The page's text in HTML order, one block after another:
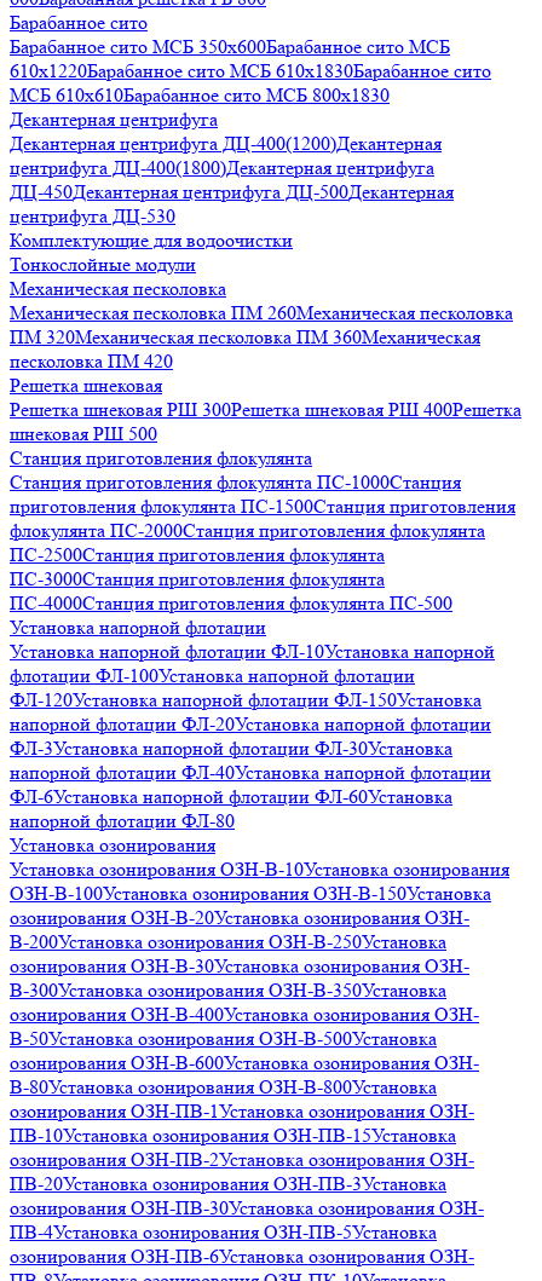
Барабанное сито
Барабанное сито МСБ 350x600Барабанное сито МСБ
610x1220Барабанное сито МСБ 610x1830Барабанное сито
МСБ 610x610Барабанное сито МСБ 800x1830
Декантерная центрифуга
Декантерная центрифуга ДЦ-400(1200)Декантерная
центрифуга ДЦ-400(1800)Декантерная центрифуга
ДЦ-450Декантерная центрифуга ДЦ-500Декантерная
центрифуга ДЦ-530
Комплектующие для водоочистки
Тонкослойные модули
Механическая песколовка
Механическая песколовка ПM 260Механическая песколовка
ПM 320Механическая песколовка ПM 360Механическая
песколовка ПM 420
Решетка шнековая
Решетка шнековая РШ 300Решетка шнековая РШ 400Решетка
шнековая РШ 500
Станция приготовления флокулянта
Станция приготовления флокулянта ПС-1000Станция
приготовления флокулянта ПС-1500Станция приготовления
флокулянта ПС-2000Станция приготовления флокулянта
ПС-2500Станция приготовления флокулянта
ПС-3000Станция приготовления флокулянта
ПС-4000Станция приготовления флокулянта ПС-500
Установка напорной флотации
Установка напорной флотации ФЛ-10Установка напорной
флотации ФЛ-100Установка напорной флотации
ФЛ-120Установка напорной флотации ФЛ-150Установка
напорной флотации ФЛ-20Установка напорной флотации
ФЛ-3Установка напорной флотации ФЛ-30Установка
напорной флотации ФЛ-40Установка напорной флотации
ФЛ-6Установка напорной флотации ФЛ-60Установка
напорной флотации ФЛ-80
Установка озонирования
Установка озонирования ОЗН-В-10Установка озонирования
ОЗН-В-100Установка озонирования ОЗН-В-150Установка
озонирования ОЗН-В-20Установка озонирования ОЗН-
В-200Установка озонирования ОЗН-В-250Установка
озонирования ОЗН-В-30Установка озонирования ОЗН-
В-300Установка озонирования ОЗН-В-350Установка
озонирования ОЗН-В-400Установка озонирования ОЗН-
В-50Установка озонирования ОЗН-В-500Установка
озонирования ОЗН-В-600Установка озонирования ОЗН-
В-80Установка озонирования ОЗН-В-800Установка
озонирования ОЗН-ПВ-1Установка озонирования ОЗН-
ПВ-10Установка озонирования ОЗН-ПВ-15Установка
озонирования ОЗН-ПВ-2Установка озонирования ОЗН-
ПВ-20Установка озонирования ОЗН-ПВ-3Установка
озонирования ОЗН-ПВ-30Установка озонирования ОЗН-
ПВ-4Установка озонирования ОЗН-ПВ-5Установка
озонирования ОЗН-ПВ-6Установка озонирования ОЗН-